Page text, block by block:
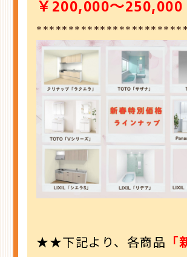
￥200,000～250,000
★★下記より、各商品